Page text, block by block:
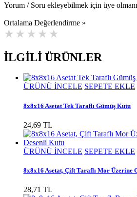
Yorum / Soru ekleyebilmek için üye
Ortalama Değerlendirme »
İLGİLİ ÜRÜNLER
ÜRÜNÜ İNCELE SEPETE EKLE
8x8x16 Asetat Tek Taraflı Gümüş Kutu
24,69 TL
ÜRÜNÜ İNCELE SEPETE EKLE
8x8x16 Asetat, Çift Taraflı Mor Üzerine
28,71 TL